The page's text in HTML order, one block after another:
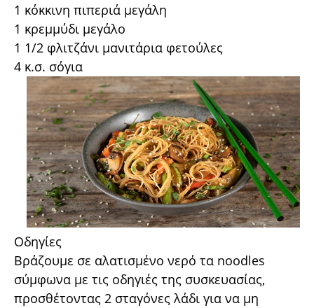
1 κόκκινη πιπεριά μεγάλη
1 κρεμμύδι μεγάλο
1 1/2 φλιτζάνι μανιτάρια φετούλες
4 κ.σ. σόγια
Οδηγίες
Βράζουμε σε αλατισμένο νερό τα noodles
σύμφωνα με τις οδηγιές της συσκευασίας,
προσθέτοντας 2 σταγόνες λάδι για να μη